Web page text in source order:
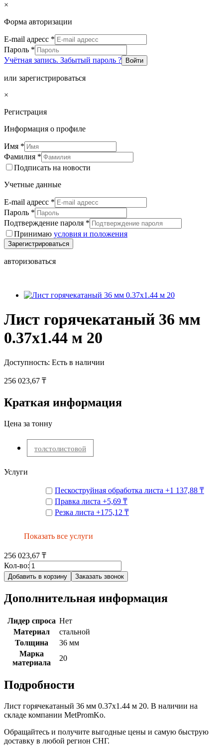
×
Форма авторизации
E-mail адресс *
Пароль *
Учётная запись. Забытый пароль ?
Войти
или зарегистрироваться
×
Регистрация
Информация о профиле
Имя *
Фамилия *
Подписать на новости
Учетные данные
E-mail адресс *
Пароль *
Подтверждение пароля *
Принимаю условия и положения
Зарегистрироваться
авторизоваться
Лист горячекатаный 36 мм
0.37х1.44 м 20
Доступность: Есть в наличии
256 023,67 ₸
Краткая информация
Цена за тонну
толстолистовой
Услуги
Пескоструйная обработка листа +1 137,88 ₸
Правка листа +5,69 ₸
Резка листа +175,12 ₸
Показать все услуги
256 023,67 ₸
Кол-во:
Добавить в корзину Заказать звонок
Дополнительная информация
Лидер спроса Нет
Материал
стальной
Толщина
36 мм
Марка
материала
20
Подробности
Лист горячекатаный 36 мм 0.37х1.44 м 20. В наличии на
складе компании MetPromKo.
Обращайтесь и получите выгодные цены и самую быструю
доставку в любой регион СНГ.